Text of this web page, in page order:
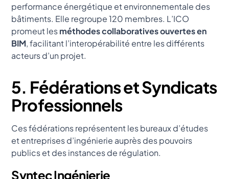
performance énergétique et environnementale des
bâtiments. Elle regroupe 120 membres. L’ICO
promeut lesméthodes collaboratives ouvertes en
BIM, facilitant l’interopérabilité entre les différents
acteurs d’un projet.
5. Fédérations et Syndicats
Professionnels
Ces fédérations représentent les bureaux d’études
et entreprises d’ingénierie auprès des pouvoirs
publics et des instances de régulation.
Syntec Ingénierie